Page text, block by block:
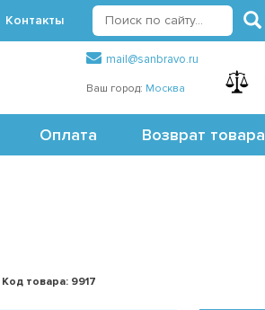
Точки самовывоза
mail@sanbravo.ru
Ваш город: Москва
Оплата Возврат товара
Контакты
Код товара: 9917